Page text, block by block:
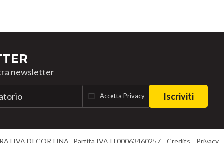
newsletter
Accetta Privacy Iscriviti
DI CORTINA Partita IVA IT00063460257 Credits Privacy